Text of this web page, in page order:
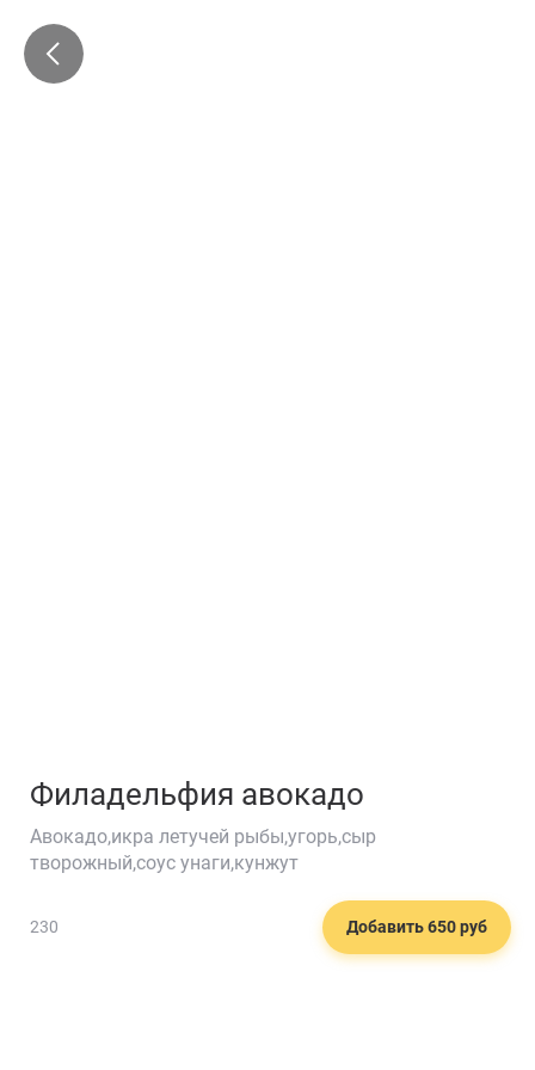
Филадельфия авокадо
Авокадо,икра летучей рыбы,угорь,сыр
творожный,соус унаги,кунжут
230 Добавить 650 руб